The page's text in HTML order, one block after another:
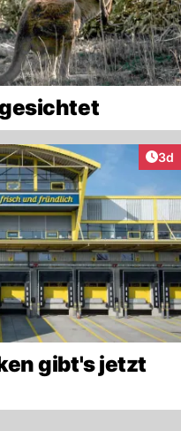
3d
gibt's jetzt